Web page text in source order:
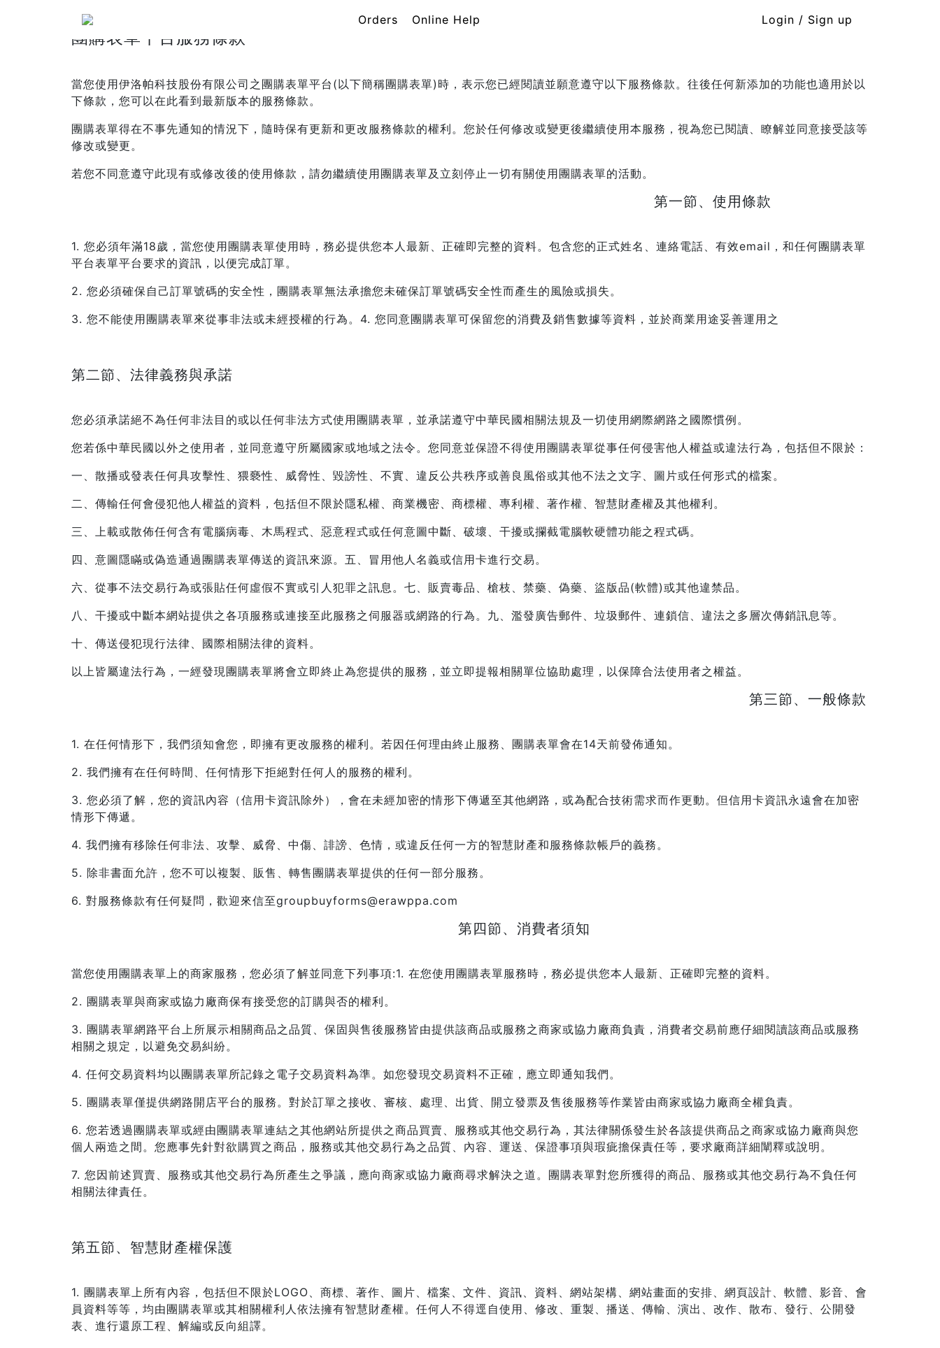
Orders Online Help Login / Sign up
團購表單平台服務條款
當您使用伊洛帕科技股份有限公司之團購表單平台(以下簡稱團購表單)時，表示您已經閱讀並願意遵守以下服務條款。往後任何新添加的功能也適用於以
下條款，您可以在此看到最新版本的服務條款。
團購表單得在不事先通知的情況下，隨時保有更新和更改服務條款的權利。您於任何修改或變更後繼續使用本服務，視為您已閱讀、瞭解並同意接受該等
修改或變更。
若您不同意遵守此現有或修改後的使用條款，請勿繼續使用團購表單及立刻停止一切有關使用團購表單的活動。
第一節、使用條款
1. 您必須年滿18歲，當您使用團購表單使用時，務必提供您本人最新、正確即完整的資料。包含您的正式姓名、連絡電話、有效email，和任何團購表單
平台表單平台要求的資訊，以便完成訂單。
2. 您必須確保自己訂單號碼的安全性，團購表單無法承擔您未確保訂單號碼安全性而產生的風險或損失。
3. 您不能使用團購表單來從事非法或未經授權的行為。 4. 您同意團購表單可保留您的消費及銷售數據等資料，並於商業用途妥善運用之
第二節、法律義務與承諾
您必須承諾絕不為任何非法目的或以任何非法方式使用團購表單，並承諾遵守中華民國相關法規及一切使用網際網路之國際慣例。
您若係中華民國以外之使用者，並同意遵守所屬國家或地域之法令。您同意並保證不得使用團購表單從事任何侵害他人權益或違法行為，包括但不限於：
一、散播或發表任何具攻擊性、猥褻性、威脅性、毀謗性、不實、違反公共秩序或善良風俗或其他不法之文字、圖片或任何形式的檔案。
二、傳輸任何會侵犯他人權益的資料，包括但不限於隱私權、商業機密、商標權、專利權、著作權、智慧財產權及其他權利。
三、上載或散佈任何含有電腦病毒、木馬程式、惡意程式或任何意圖中斷、破壞、干擾或攔截電腦軟硬體功能之程式碼。
四、意圖隱瞞或偽造通過團購表單傳送的資訊來源。 五、冒用他人名義或信用卡進行交易。
六、從事不法交易行為或張貼任何虛假不實或引人犯罪之訊息。 七、販賣毒品、槍枝、禁藥、偽藥、盜版品(軟體)或其他違禁品。
八、干擾或中斷本網站提供之各項服務或連接至此服務之伺服器或網路的行為。 九、濫發廣告郵件、垃圾郵件、連鎖信、違法之多層次傳銷訊息等。
十、傳送侵犯現行法律、國際相關法律的資料。
以上皆屬違法行為，一經發現團購表單將會立即終止為您提供的服務，並立即提報相關單位協助處理，以保障合法使用者之權益。
第三節、一般條款
1. 在任何情形下，我們須知會您，即擁有更改服務的權利。若因任何理由終止服務、團購表單會在14天前發佈通知。
2. 我們擁有在任何時間、任何情形下拒絕對任何人的服務的權利。
3. 您必須了解，您的資訊內容（信用卡資訊除外），會在未經加密的情形下傳遞至其他網路，或為配合技術需求而作更動。但信用卡資訊永遠會在加密
情形下傳遞。
4. 我們擁有移除任何非法、攻擊、威脅、中傷、誹謗、色情，或違反任何一方的智慧財產和服務條款帳戶的義務。
5. 除非書面允許，您不可以複製、販售、轉售團購表單提供的任何一部分服務。
6. 對服務條款有任何疑問，歡迎來信至groupbuyforms@erawppa.com
第四節、消費者須知
當您使用團購表單上的商家服務，您必須了解並同意下列事項:1. 在您使用團購表單服務時，務必提供您本人最新、正確即完整的資料。
2. 團購表單與商家或協力廠商保有接受您的訂購與否的權利。
3. 團購表單網路平台上所展示相關商品之品質、保固與售後服務皆由提供該商品或服務之商家或協力廠商負責，消費者交易前應仔細閱讀該商品或服務
相關之規定，以避免交易糾紛。
4. 任何交易資料均以團購表單所記錄之電子交易資料為準。如您發現交易資料不正確，應立即通知我們。
5. 團購表單僅提供網路開店平台的服務。對於訂單之接收、審核、處理、出貨、開立發票及售後服務等作業皆由商家或協力廠商全權負責。
6. 您若透過團購表單或經由團購表單連結之其他網站所提供之商品買賣、服務或其他交易行為，其法律關係發生於各該提供商品之商家或協力廠商與您
個人兩造之間。您應事先針對欲購買之商品，服務或其他交易行為之品質、內容、運送、保證事項與瑕疵擔保責任等，要求廠商詳細闡釋或說明。
7. 您因前述買賣、服務或其他交易行為所產生之爭議，應向商家或協力廠商尋求解決之道。團購表單對您所獲得的商品、服務或其他交易行為不負任何
相關法律責任。
第五節、智慧財產權保護
1. 團購表單上所有內容，包括但不限於LOGO、商標、著作、圖片、檔案、文件、資訊、資料、網站架構、網站畫面的安排、網頁設計、軟體、影音、會
員資料等等，均由團購表單或其相關權利人依法擁有智慧財產權。任何人不得逕自使用、修改、重製、播送、傳輸、演出、改作、散布、發行、公開發
表、進行還原工程、解編或反向組譯。